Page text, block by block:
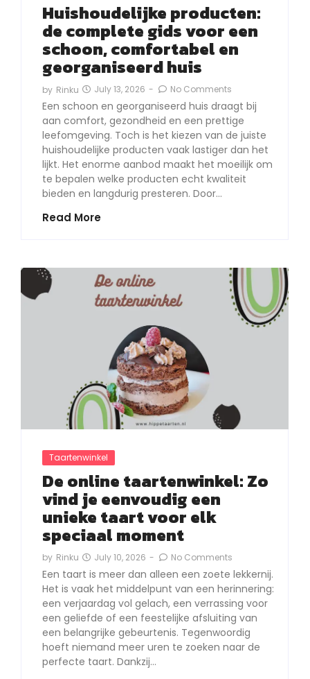
Huishoudelijke producten:
de complete gids voor een
schoon, comfortabel en
georganiseerd huis
by Rinku July 13, 2026 - No Comments
Een schoon en georganiseerd huis draagt bij
aan comfort, gezondheid en een prettige
leefomgeving. Toch is het kiezen van de juiste
huishoudelijke producten vaak lastiger dan het
lijkt. Het enorme aanbod maakt het moeilijk om
te bepalen welke producten echt kwaliteit
bieden en langdurig presteren. Door…
Read More
Taartenwinkel
De online taartenwinkel: Zo
vind je eenvoudig een
unieke taart voor elk
speciaal moment
by Rinku July 10, 2026 - No Comments
Een taart is meer dan alleen een zoete lekkernij.
Het is vaak het middelpunt van een herinnering:
een verjaardag vol gelach, een verrassing voor
een geliefde of een feestelijke afsluiting van
een belangrijke gebeurtenis. Tegenwoordig
hoeft niemand meer uren te zoeken naar de
perfecte taart. Dankzij…